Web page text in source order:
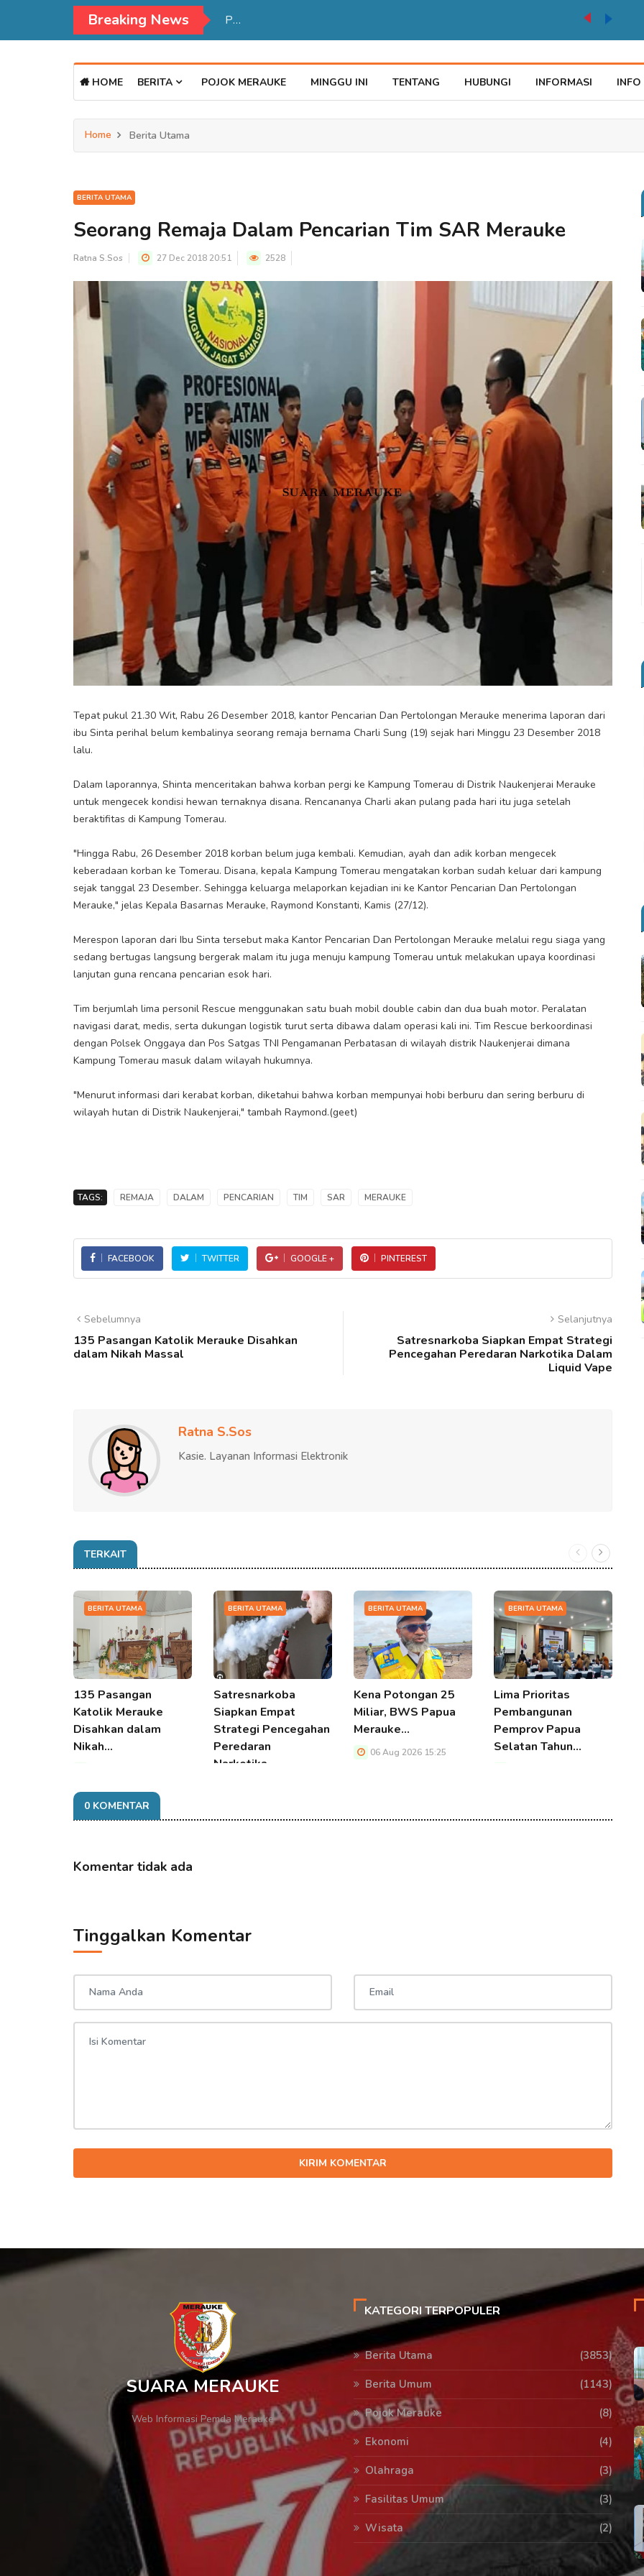
Breaking News
HOME BERITA POJOK MERAUKE MINGGU INI TENTANG HUBUNGI INFORMASI
Home Berita Utama
BERITA UTAMA
Seorang Remaja Dalam Pencarian Tim SAR Merauke
Ratna S.Sos 27 Dec 2018 20:51 2528
Tepat pukul 21.30 Wit, Rabu 26 Desember 2018, kantor Pencarian Dan Pertolongan Merauke menerima laporan dari
ibu Sinta perihal belum kembalinya seorang remaja bernama Charli Sung (19) sejak hari Minggu 23 Desember 2018
lalu.
Dalam laporannya, Shinta menceritakan bahwa korban pergi ke Kampung Tomerau di Distrik Naukenjerai Merauke
untuk mengecek kondisi hewan ternaknya disana. Rencananya Charli akan pulang pada hari itu juga setelah
beraktifitas di Kampung Tomerau.
"Hingga Rabu, 26 Desember 2018 korban belum juga kembali. Kemudian, ayah dan adik korban mengecek
keberadaan korban ke Tomerau. Disana, kepala Kampung Tomerau mengatakan korban sudah keluar dari kampung
sejak tanggal 23 Desember. Sehingga keluarga melaporkan kejadian ini ke Kantor Pencarian Dan Pertolongan
Merauke," jelas Kepala Basarnas Merauke, Raymond Konstanti, Kamis (27/12).
Merespon laporan dari Ibu Sinta tersebut maka Kantor Pencarian Dan Pertolongan Merauke melalui regu siaga yang
sedang bertugas langsung bergerak malam itu juga menuju kampung Tomerau untuk melakukan upaya koordinasi
lanjutan guna rencana pencarian esok hari.
Tim berjumlah lima personil Rescue menggunakan satu buah mobil double cabin dan dua buah motor. Peralatan
navigasi darat, medis, serta dukungan logistik turut serta dibawa dalam operasi kali ini. Tim Rescue berkoordinasi
dengan Polsek Onggaya dan Pos Satgas TNI Pengamanan Perbatasan di wilayah distrik Naukenjerai dimana
Kampung Tomerau masuk dalam wilayah hukumnya.
"Menurut informasi dari kerabat korban, diketahui bahwa korban mempunyai hobi berburu dan sering berburu di
wilayah hutan di Distrik Naukenjerai," tambah Raymond.(geet)
TAGS: REMAJA DALAM PENCARIAN TIM SAR MERAUKE
FACEBOOK TWITTER GOOGLE + PINTEREST
Sebelumnya
135 Pasangan Katolik Merauke Disahkan
dalam Nikah Massal
Selanjutnya
Satresnarkoba Siapkan Empat Strategi
Pencegahan Peredaran Narkotika Dalam
Liquid Vape
Ratna S.Sos
Kasie. Layanan Informasi Elektronik
TERKAIT
BERITA UTAMA
135 Pasangan
Katolik Merauke
Disahkan dalam
Nikah…
BERITA UTAMA
Satresnarkoba
Siapkan Empat
Strategi Pencegahan
Peredaran
Narkotika…
BERITA UTAMA
Kena Potongan 25
Miliar, BWS Papua
Merauke…
06 Aug 2026 15:25
BERITA UTAMA
Lima Prioritas
Pembangunan
Pemprov Papua
Selatan Tahun…
0 KOMENTAR
Komentar tidak ada
Tinggalkan Komentar
KIRIM KOMENTAR
SUARA MERAUKE
Web Informasi Pemda Merauke
KATEGORI TERPOPULER
Berita Utama
(3853)
Berita Umum
(1143)
Pojok Merauke
(8)
Ekonomi
(4)
Olahraga
(3)
Fasilitas Umum
(3)
Wisata
(2)